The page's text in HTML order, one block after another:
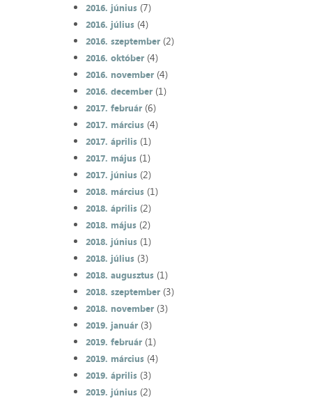
2016. június(7)
2016. július(4)
2016. szeptember(2)
2016. október(4)
2016. november(4)
2016. december(1)
2017. február(6)
2017. március(4)
2017. április(1)
2017. május(1)
2017. június(2)
2018. március(1)
2018. április(2)
2018. május(2)
2018. június(1)
2018. július(3)
2018. augusztus(1)
2018. szeptember(3)
2018. november(3)
2019. január(3)
2019. február(1)
2019. március(4)
2019. április(3)
2019. június(2)